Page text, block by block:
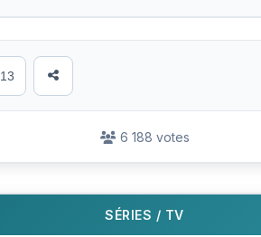
13
6 188 votes
SÉRIES / TV